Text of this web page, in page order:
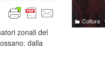
zonali del
dalla
Cultura